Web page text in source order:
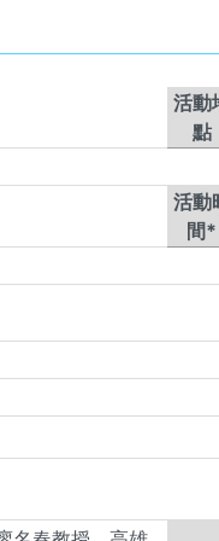
活動
點
活動
間*